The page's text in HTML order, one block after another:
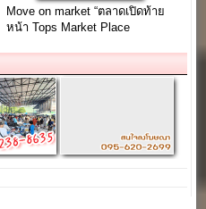
Move on market “ตลาดเปิดท้าย
หน้า Tops Market Place